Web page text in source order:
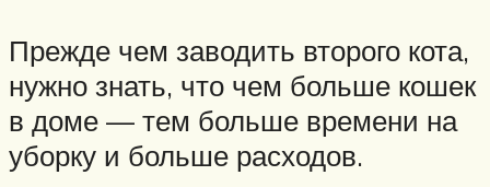
Прежде чем заводить второго кота,
нужно знать, что чем больше кошек
в доме — тем больше времени на
уборку и больше расходов.